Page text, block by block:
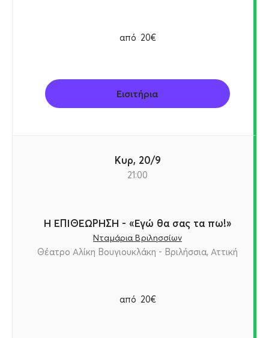
από 20€
Εισιτήρια
Κυρ, 20/9
21:00
Η ΕΠΙΘΕΩΡΗΣΗ - «Εγώ θα σας τα πω!»
Νταμάρια Βριλησσίων
Θέατρο Αλίκη Βουγιουκλάκη - Βριλήσσια, Αττική
από 20€